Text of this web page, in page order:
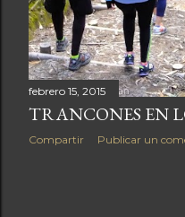
febrero 15, 2015
TRANCONES EN
Compartir Publicar un